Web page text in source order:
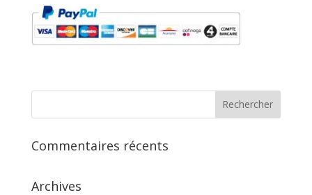
Commentaires récents
Archives